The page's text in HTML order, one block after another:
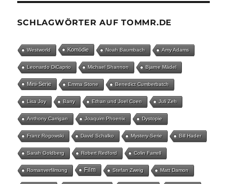
SCHLAGWÖRTER AUF TOMMR.DE
Westworld Komödie Noah Baumbach Amy Adams
Leonardo DiCaprio Michael Shannon Bjarne Mädel
Mini-Serie Emma Stone Benedict Cumberbatch
Lisa Joy Barry Ethan und Joel Coen Juli Zeh
Anthony Carrigan Joaquim Phoenix Dystopie
Franz Rogowski David Schalko Mystery-Serie Bill Hader
Sarah Goldberg Robert Redford Colin Farrell
Romanverfilmung Film Stefan Zweig Matt Damon